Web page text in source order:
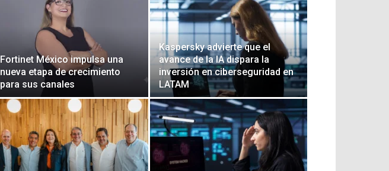
Fortinet México impulsa una
nueva etapa de crecimiento
para sus canales
Kaspersky advierte que el
avance de la IA dispara la
inversión en ciberseguridad en
LATAM